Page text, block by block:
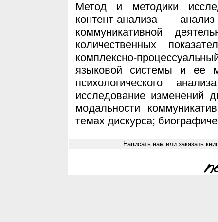
Метод и методики
контент-анализа —
коммуникативной
количественных
комплексно-
языковой системы и ее
психологического
исследование изменений
модальности
темах дискурса;
Написать нам или заказать